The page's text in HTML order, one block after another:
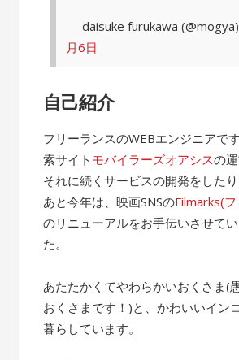
— daisuke furukawa (@mogya)
月6日
自己紹介
フリーランスのWEBエンジニアで
索サイト モバイラーズオアシスの
それに続くサービスの開発をしたり
あと今年は、映画SNSのFilmarks(
のリニューアルをお手伝いさせて
た。
あたたかくてやわらかいおくさま(
おくさまです！)と、かわいいイン
暮らしています。